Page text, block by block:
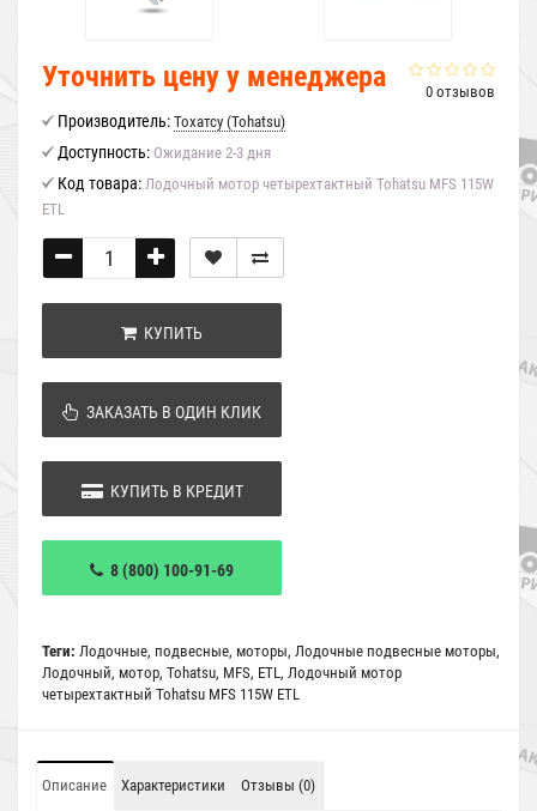
0 отзывов
Уточнить цену у менеджера
Производитель: Тохатсу (Tohatsu)
Доступность: Ожидание 2-3 дня
Код товара: Лодочный мотор четырехтактный Tohatsu MFS 115W
EТL
КУПИТЬ
ЗАКАЗАТЬ В ОДИН КЛИК
КУПИТЬ В КРЕДИТ
8 (800) 100-91-69
Теги: Лодочные, подвесные, моторы, Лодочные подвесные моторы,
Лодочный, мотор, Tohatsu, MFS, EТL , Лодочный мотор
четырехтактный Tohatsu MFS 115W EТL
Описание Характеристики Отзывы (0)